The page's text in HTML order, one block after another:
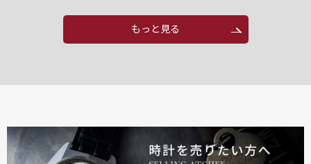
もっと見る